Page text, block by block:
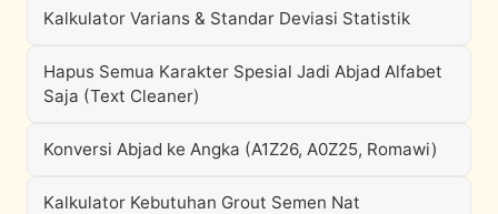
Kalkulator Varians & Standar Deviasi Statistik
Hapus Semua Karakter Spesial Jadi Abjad Alfabet
Saja (Text Cleaner)
Konversi Abjad ke Angka (A1Z26, A0Z25, Romawi)
Kalkulator Kebutuhan Grout Semen Nat